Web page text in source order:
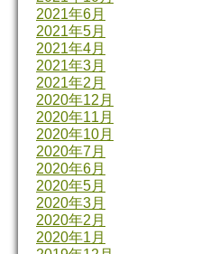
2021年6月
2021年5月
2021年4月
2021年3月
2021年2月
2020年12月
2020年11月
2020年10月
2020年7月
2020年6月
2020年5月
2020年3月
2020年2月
2020年1月